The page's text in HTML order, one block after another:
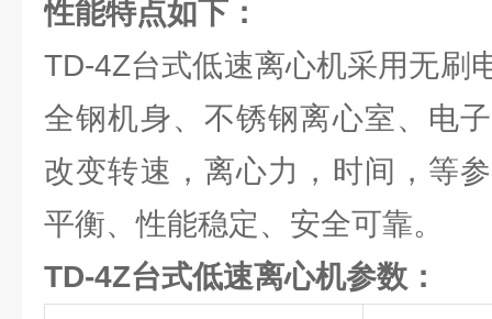
性能特点如下：
TD-4Z台式低速离心机采用无刷
全钢机身、不锈钢离心室、电
改变转速，离心力，时间，等
平衡、性能稳定、安全可靠。
TD-4Z台式低速离心机参数：